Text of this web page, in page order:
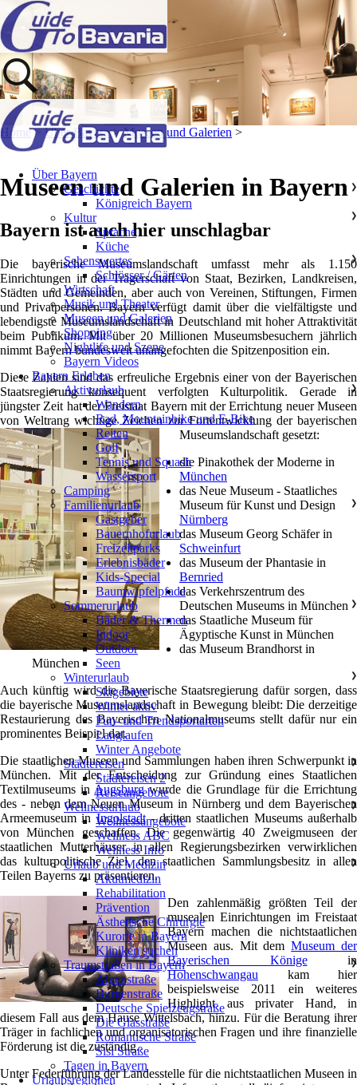
Home>Über Bayern>Museen und Galerien >
Museen und Galerien in Bayern
Bayern ist auch hier unschlagbar
Die bayerische Museumslandschaft umfasst mehr als 1.150
Einrichtungen in der Trägerschaft von Staat, Bezirken, Landkreisen,
Städten und Gemeinden, aber auch von Vereinen, Stiftungen, Firmen
und Privatpersonen. Bayern verfügt damit über die vielfältigste und
lebendigste Museumslandschaft in Deutschland mit hoher Attraktivität
beim Publikum. Mit über 20 Millionen Museumsbesuchern jährlich
nimmt Bayern bundesweit unangefochten die Spitzenposition ein.
Diese Zahlen sind das erfreuliche Ergebnis einer von der Bayerischen
Staatsregierung konsequent verfolgten Kulturpolitik. Gerade in
jüngster Zeit hat der Freistaat Bayern mit der Errichtung neuer Museen
von Weltrang wichtige Zeichen zur Fortentwicklung der bayerischen
Museumslandschaft gesetzt:
die Pinakothek der Moderne in
München
das Neue Museum - Staatliches
Museum für Kunst und Design
Nürnberg
das Museum Georg Schäfer in
Schweinfurt
das Museum der Phantasie in
Bernried
das Verkehrszentrum des
Deutschen Museums in München
das Staatliche Museum für
Ägyptische Kunst in München
das Museum Brandhorst in
München
Auch künftig wird die Bayerische Staatsregierung dafür sorgen, dass
die bayerische Museumslandschaft in Bewegung bleibt: Die derzeitige
Restaurierung des Bayerischen Nationalmuseums stellt dafür nur ein
prominentes Beispiel dar.
Die staatlichen Museen und Sammlungen haben ihren Schwerpunkt in
München. Mit der Entscheidung zur Gründung eines Staatlichen
Textilmuseums in Augsburgwurde die Grundlage für die Errichtung
des - neben dem Neuen Museum in Nürnberg und dem Bayerischen
Armeemuseum inIngolstadt- dritten staatlichen Museums außerhalb
von München geschaffen. Die gegenwärtig 40 Zweigmuseen der
staatlichen Mutterhäuser in allen Regierungsbezirken verwirklichen
das kulturpolitische Ziel, den staatlichen Sammlungsbesitz in allen
Teilen Bayerns zu präsentieren.
Den zahlenmäßig größten Teil der
musealen Einrichtungen im Freistaat
Bayern machen die nichtstaatlichen
Museen aus. Mit demMuseum der
Bayerischen Königein
Hohenschwangau kam hier
beispielsweise 2011 ein weiteres
Highlight aus privater Hand, in
diesem Fall aus dem Hause Wittelsbach, hinzu. Für die Beratung ihrer
Träger in fachlichen und organisatorischen Fragen und ihre finanzielle
Förderung ist die zuständig.
Unter Federführung der Landesstelle für die nichtstaatlichen Museen in
Über Bayern
Geschichte
❯
Königreich Bayern
Kultur
❯
Sprache
Küche
Sehenswertes
❯
Schlösser / Gärten
Wirtschaft
Musik und Theater
Museen und Galerien
Shopping
Nightlife und Szene
Bayern Videos
Bayern Erleben
Aktivurlaub
❯
Wandern
Rad, Mountainbike und E-Bike
Reiten
Golf
Tennis und Squash
Wassersport
Camping
Familienurlaub
❯
Gastgeber
Bauernhofurlaub
Freizeitparks
Erlebnisbäder
Kids-Special
Baumwipfelpfade
Sommerurlaub
❯
Bäder & Thermen
Indoor
Outdoor
Seen
Winterurlaub
❯
Skigebiete
Winter aktiv
Fun- und Trendsportarten
Langlaufen
Winter Angebote
Städtereisen
❯
Städtereisen 2
Reiseangebote
Wellnessurlaub
❯
Wellnessangebote
Wellness ABC
Wellness Info
Urlaub und Medizin
❯
Akutmedizin
Rehabilitation
Prävention
Ästhetische Chirurgie
Kurorte in Bayern
Kliniken suchen
Traumstraßen in Bayern
❯
Alpenstraße
Burgenstraße
Deutsche Spielzeugstraße
Die Glasstraße
Romantische Straße
Sisi Straße
Tagen in Bayern
Urlaubsregionen